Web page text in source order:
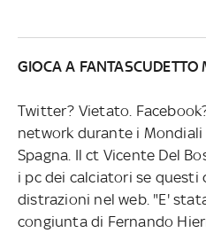
GIOCA A FANTASCUDETTO
Twitter? Vietato.
network durante i
Spagna. Il ct Vicente Del
i pc dei calciatori se
distrazioni nel web. "E'
congiunta di Fernando